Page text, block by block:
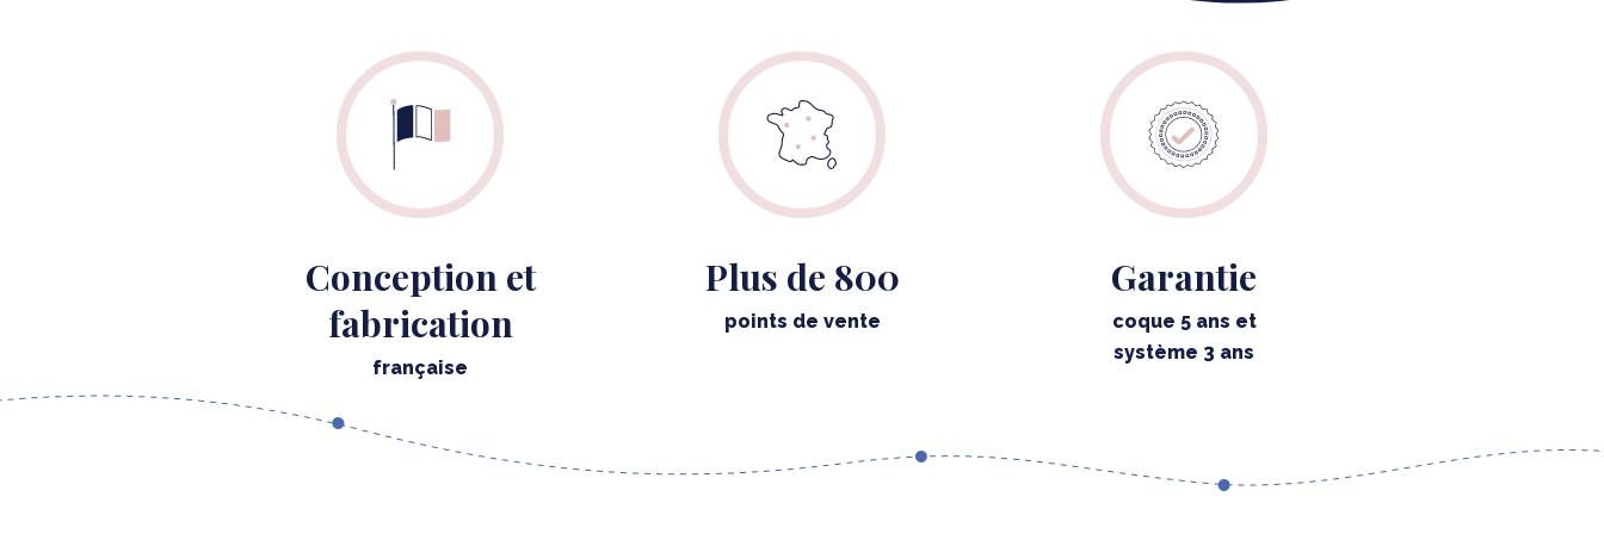
Conception et
fabrication
française
Plus de 800
points de vente
Garantie
coque 5 ans et
système 3 ans